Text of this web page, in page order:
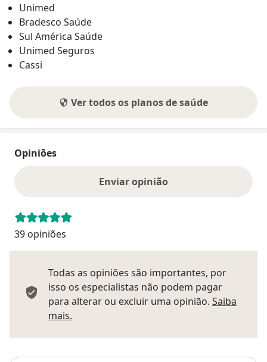
Unimed
Bradesco Saúde
Sul América Saúde
Unimed Seguros
Cassi
Ver todos os planos de saúde
Opiniões
Enviar opinião
39 opiniões
Todas as opiniões são importantes, por
isso os especialistas não podem pagar
para alterar ou excluir uma opinião. Saiba
mais.